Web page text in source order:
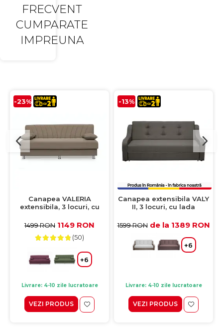
FRECVENT
CUMPARATE
IMPREUNA
-23%
Canapea VALERIA
extensibila, 3 locuri, cu
cappuccino, 190x82x83 cm
1499 RON 1149 RON
(50)
+6
Livrare: 4-10 zile lucratoare
VEZI PRODUS
-13%
Canapea extensibila VALY
II, 3 locuri, cu lada
215x90x95 cm
1599 RON de la 1389 RON
+6
Livrare: 4-10 zile lucratoare
VEZI PRODUS